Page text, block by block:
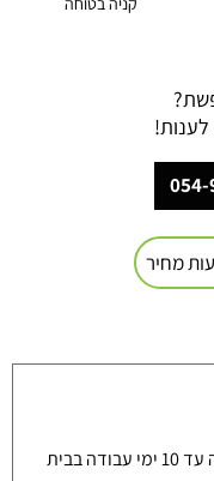
מחיר
* ארונות אמבטיה בייבוא ממלאי- אספקה עד 10 ימי עבודה בבית